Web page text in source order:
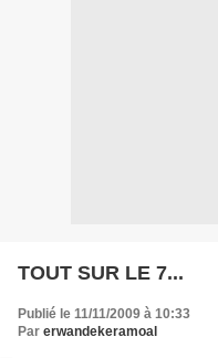
TOUT SUR LE 7...
Publié le 11/11/2009 à 10:33
Par erwandekeramoal